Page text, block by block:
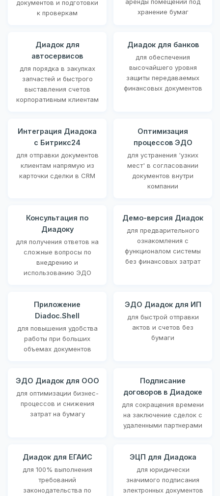
документов и подготовки
к проверкам
хранение бумаг
Диадок для
автосервисов
для порядка в закупках
запчастей и быстрого
выставления счетов
корпоративным клиентам
Диадок для банков
для обеспечения
высочайшего уровня
защиты передаваемых
финансовых документов
Интеграция Диадока
с Битрикс24
для отправки документов
клиентам напрямую из
карточки сделки в CRM
Оптимизация
процессов ЭДО
для устранения 'узких
мест' в согласовании
документов внутри
компании
Консультация по
Диадоку
для получения ответов на
сложные вопросы по
внедрению и
использованию ЭДО
Демо-версия Диадок
для предварительного
ознакомления с
функционалом системы
без финансовых затрат
Приложение
Diadoc.Shell
для повышения удобства
работы при больших
объемах документов
ЭДО Диадок для ИП
для быстрой отправки
актов и счетов без
бумаги
ЭДО Диадок для ООО
для оптимизации бизнес-
процессов и снижения
затрат на бумагу
Подписание
договоров в Диадоке
для сокращения времени
на заключение сделок с
удаленными партнерами
Диадок для ЕГАИС
для 100% выполнения
требований
законодательства по
ЭЦП для Диадока
для юридически
значимого подписания
электронных документов